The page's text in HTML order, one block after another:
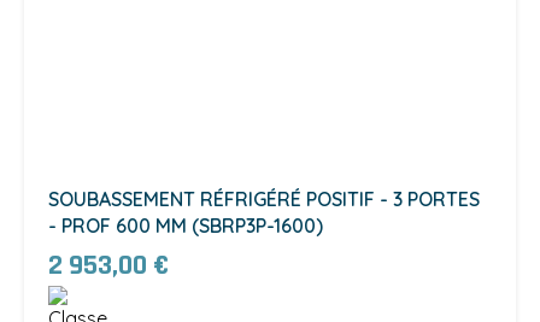
SOUBASSEMENT RÉFRIGÉRÉ POSITIF - 3 PORTES
- PROF 600 MM (SBRP3P-1600)
2 953,00 €